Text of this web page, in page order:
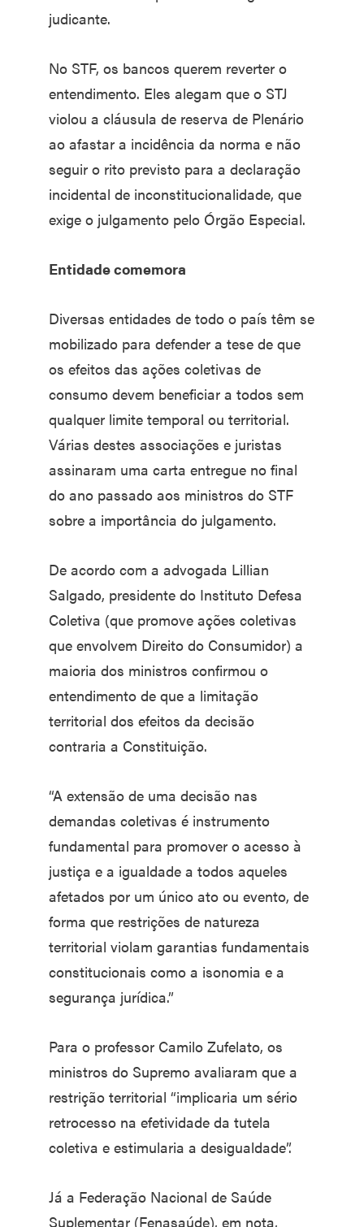
judicante.
No STF, os bancos querem reverter o
entendimento. Eles alegam que o STJ
violou a cláusula de reserva de Plenário
ao afastar a incidência da norma e não
seguir o rito previsto para a declaração
incidental de inconstitucionalidade, que
exige o julgamento pelo Órgão Especial.
Entidade comemora
Diversas entidades de todo o país têm se
mobilizado para defender a tese de que
os efeitos das ações coletivas de
consumo devem beneficiar a todos sem
qualquer limite temporal ou territorial.
Várias destes associações e juristas
assinaram uma carta entregue no final
do ano passado aos ministros do STF
sobre a importância do julgamento.
De acordo com a advogada Lillian
Salgado, presidente do Instituto Defesa
Coletiva (que promove ações coletivas
que envolvem Direito do Consumidor) a
maioria dos ministros confirmou o
entendimento de que a limitação
territorial dos efeitos da decisão
contraria a Constituição.
“A extensão de uma decisão nas
demandas coletivas é instrumento
fundamental para promover o acesso à
justiça e a igualdade a todos aqueles
afetados por um único ato ou evento, de
forma que restrições de natureza
territorial violam garantias fundamentais
constitucionais como a isonomia e a
segurança jurídica.”
Para o professor Camilo Zufelato, os
ministros do Supremo avaliaram que a
restrição territorial “implicaria um sério
retrocesso na efetividade da tutela
coletiva e estimularia a desigualdade”.
Já a Federação Nacional de Saúde
Suplementar (Fenasaúde), em nota,